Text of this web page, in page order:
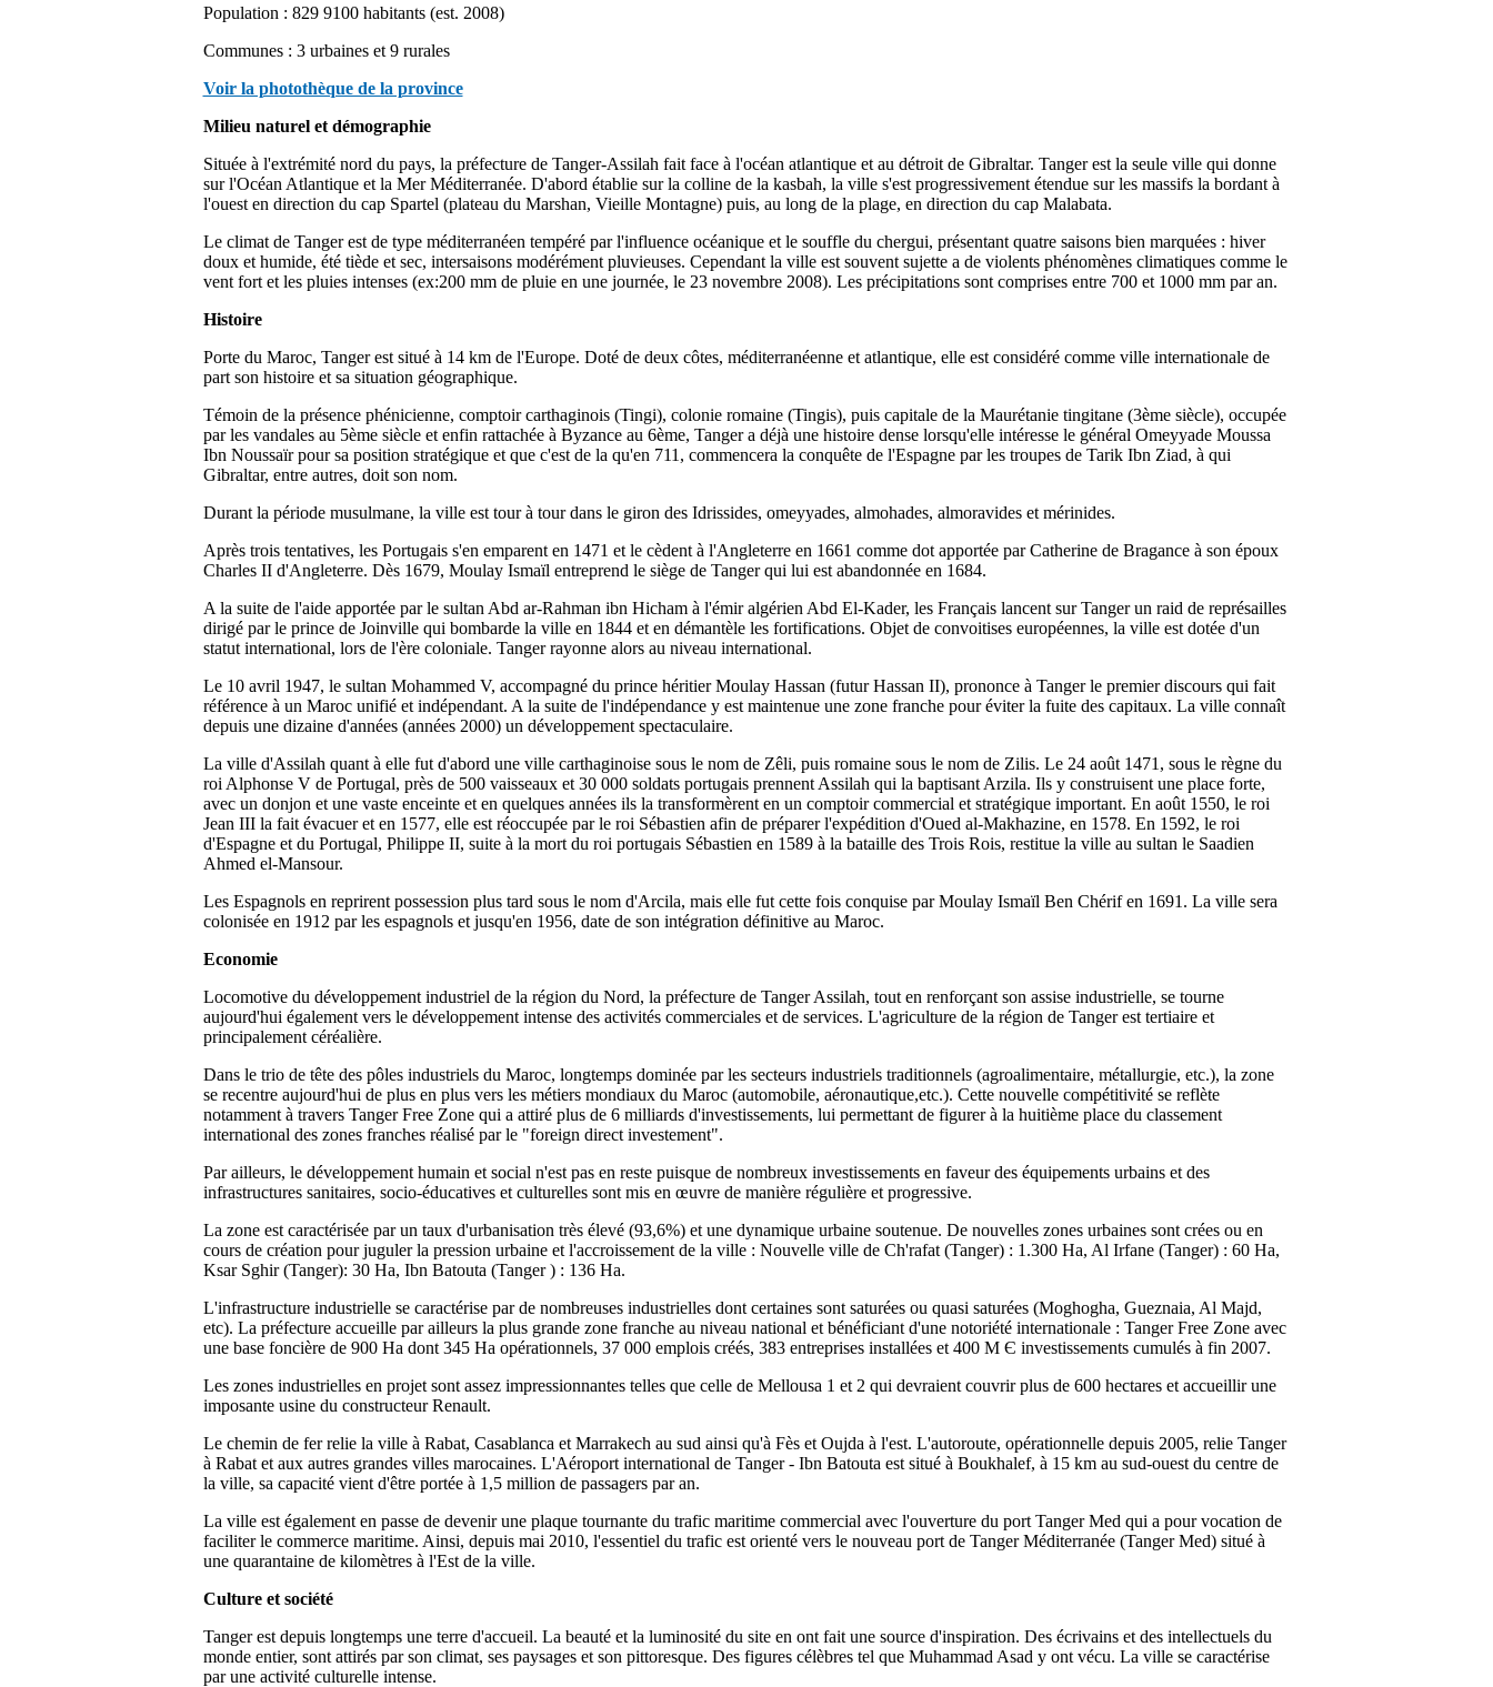
Population : 829 9100 habitants (est. 2008)
Communes : 3 urbaines et 9 rurales
Voir la photothèque de la province
Milieu naturel et démographie
Située à l'extrémité nord du pays, la préfecture de Tanger-Assilah fait face à l'océan atlantique et au détroit de Gibraltar. Tanger est la seule ville qui donne
sur l'Océan Atlantique et la Mer Méditerranée. D'abord établie sur la colline de la kasbah, la ville s'est progressivement étendue sur les massifs la bordant à
l'ouest en direction du cap Spartel (plateau du Marshan, Vieille Montagne) puis, au long de la plage, en direction du cap Malabata.
Le climat de Tanger est de type méditerranéen tempéré par l'influence océanique et le souffle du chergui, présentant quatre saisons bien marquées : hiver
doux et humide, été tiède et sec, intersaisons modérément pluvieuses. Cependant la ville est souvent sujette a de violents phénomènes climatiques comme le
vent fort et les pluies intenses (ex:200 mm de pluie en une journée, le 23 novembre 2008). Les précipitations sont comprises entre 700 et 1000 mm par an.
Histoire
Porte du Maroc, Tanger est situé à 14 km de l'Europe. Doté de deux côtes, méditerranéenne et atlantique, elle est considéré comme ville internationale de
part son histoire et sa situation géographique.
Témoin de la présence phénicienne, comptoir carthaginois (Tingi), colonie romaine (Tingis), puis capitale de la Maurétanie tingitane (3ème siècle), occupée
par les vandales au 5ème siècle et enfin rattachée à Byzance au 6ème, Tanger a déjà une histoire dense lorsqu'elle intéresse le général Omeyyade Moussa
Ibn Noussaïr pour sa position stratégique et que c'est de la qu'en 711, commencera la conquête de l'Espagne par les troupes de Tarik Ibn Ziad, à qui
Gibraltar, entre autres, doit son nom.
Durant la période musulmane, la ville est tour à tour dans le giron des Idrissides, omeyyades, almohades, almoravides et mérinides.
Après trois tentatives, les Portugais s'en emparent en 1471 et le cèdent à l'Angleterre en 1661 comme dot apportée par Catherine de Bragance à son époux
Charles II d'Angleterre. Dès 1679, Moulay Ismaïl entreprend le siège de Tanger qui lui est abandonnée en 1684.
A la suite de l'aide apportée par le sultan Abd ar-Rahman ibn Hicham à l'émir algérien Abd El-Kader, les Français lancent sur Tanger un raid de représailles
dirigé par le prince de Joinville qui bombarde la ville en 1844 et en démantèle les fortifications. Objet de convoitises européennes, la ville est dotée d'un
statut international, lors de l'ère coloniale. Tanger rayonne alors au niveau international.
Le 10 avril 1947, le sultan Mohammed V, accompagné du prince héritier Moulay Hassan (futur Hassan II), prononce à Tanger le premier discours qui fait
référence à un Maroc unifié et indépendant. A la suite de l'indépendance y est maintenue une zone franche pour éviter la fuite des capitaux. La ville connaît
depuis une dizaine d'années (années 2000) un développement spectaculaire.
La ville d'Assilah quant à elle fut d'abord une ville carthaginoise sous le nom de Zêli, puis romaine sous le nom de Zilis. Le 24 août 1471, sous le règne du
roi Alphonse V de Portugal, près de 500 vaisseaux et 30 000 soldats portugais prennent Assilah qui la baptisant Arzila. Ils y construisent une place forte,
avec un donjon et une vaste enceinte et en quelques années ils la transformèrent en un comptoir commercial et stratégique important. En août 1550, le roi
Jean III la fait évacuer et en 1577, elle est réoccupée par le roi Sébastien afin de préparer l'expédition d'Oued al-Makhazine, en 1578. En 1592, le roi
d'Espagne et du Portugal, Philippe II, suite à la mort du roi portugais Sébastien en 1589 à la bataille des Trois Rois, restitue la ville au sultan le Saadien
Ahmed el-Mansour.
Les Espagnols en reprirent possession plus tard sous le nom d'Arcila, mais elle fut cette fois conquise par Moulay Ismaïl Ben Chérif en 1691. La ville sera
colonisée en 1912 par les espagnols et jusqu'en 1956, date de son intégration définitive au Maroc.
Economie
Locomotive du développement industriel de la région du Nord, la préfecture de Tanger Assilah, tout en renforçant son assise industrielle, se tourne
aujourd'hui également vers le développement intense des activités commerciales et de services. L'agriculture de la région de Tanger est tertiaire et
principalement céréalière.
Dans le trio de tête des pôles industriels du Maroc, longtemps dominée par les secteurs industriels traditionnels (agroalimentaire, métallurgie, etc.), la zone
se recentre aujourd'hui de plus en plus vers les métiers mondiaux du Maroc (automobile, aéronautique,etc.). Cette nouvelle compétitivité se reflète
notamment à travers Tanger Free Zone qui a attiré plus de 6 milliards d'investissements, lui permettant de figurer à la huitième place du classement
international des zones franches réalisé par le "foreign direct investement".
Par ailleurs, le développement humain et social n'est pas en reste puisque de nombreux investissements en faveur des équipements urbains et des
infrastructures sanitaires, socio-éducatives et culturelles sont mis en œuvre de manière régulière et progressive.
La zone est caractérisée par un taux d'urbanisation très élevé (93,6%) et une dynamique urbaine soutenue. De nouvelles zones urbaines sont crées ou en
cours de création pour juguler la pression urbaine et l'accroissement de la ville : Nouvelle ville de Ch'rafat (Tanger) : 1.300 Ha, Al Irfane (Tanger) : 60 Ha,
Ksar Sghir (Tanger): 30 Ha, Ibn Batouta (Tanger ) : 136 Ha.
L'infrastructure industrielle se caractérise par de nombreuses industrielles dont certaines sont saturées ou quasi saturées (Moghogha, Gueznaia, Al Majd,
etc). La préfecture accueille par ailleurs la plus grande zone franche au niveau national et bénéficiant d'une notoriété internationale : Tanger Free Zone avec
une base foncière de 900 Ha dont 345 Ha opérationnels, 37 000 emplois créés, 383 entreprises installées et 400 M Є investissements cumulés à fin 2007.
Les zones industrielles en projet sont assez impressionnantes telles que celle de Mellousa 1 et 2 qui devraient couvrir plus de 600 hectares et accueillir une
imposante usine du constructeur Renault.
Le chemin de fer relie la ville à Rabat, Casablanca et Marrakech au sud ainsi qu'à Fès et Oujda à l'est. L'autoroute, opérationnelle depuis 2005, relie Tanger
à Rabat et aux autres grandes villes marocaines. L'Aéroport international de Tanger - Ibn Batouta est situé à Boukhalef, à 15 km au sud-ouest du centre de
la ville, sa capacité vient d'être portée à 1,5 million de passagers par an.
La ville est également en passe de devenir une plaque tournante du trafic maritime commercial avec l'ouverture du port Tanger Med qui a pour vocation de
faciliter le commerce maritime. Ainsi, depuis mai 2010, l'essentiel du trafic est orienté vers le nouveau port de Tanger Méditerranée (Tanger Med) situé à
une quarantaine de kilomètres à l'Est de la ville.
Culture et société
Tanger est depuis longtemps une terre d'accueil. La beauté et la luminosité du site en ont fait une source d'inspiration. Des écrivains et des intellectuels du
monde entier, sont attirés par son climat, ses paysages et son pittoresque. Des figures célèbres tel que Muhammad Asad y ont vécu. La ville se caractérise
par une activité culturelle intense.